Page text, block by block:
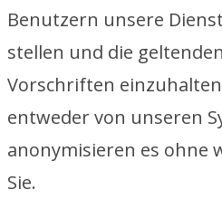
Benutzern unsere
stellen und die
Vorschriften
entweder von unseren
anonymisieren es ohne
Sie.